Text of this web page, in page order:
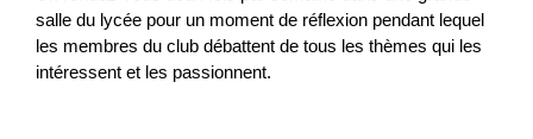
salle du lycée pour un moment de réflexion pendant lequel
les membres du club débattent de tous les thèmes qui les
intéressent et les passionnent.